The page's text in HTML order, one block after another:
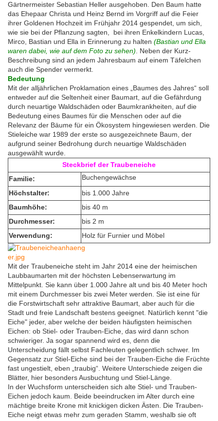
Gärtnermeister Sebastian Heller ausgehoben. Den Baum hatte
das Ehepaar Christa und Heinz Bernd im Vorgriff auf die Feier
ihrer Goldenen Hochzeit im Frühjahr 2014 gespendet, um sich,
wie sie bei der Pflanzung sagten, bei ihren Enkelkindern Lucas,
Mirco, Bastian und Ella in Erinnerung zu halten (Bastian und Ella
waren dabei, wie auf dem Foto zu sehen) . Neben der Kurz-
Beschreibung sind an jedem Jahresbaum auf einem Täfelchen
auch die Spender vermerkt.
Bedeutung
Mit der alljährlichen Proklamation eines „Baumes des Jahres“ soll
entweder auf die Seltenheit einer Baumart, auf die Gefährdung
durch neuartige Waldschäden oder Baumkrankheiten, auf die
Bedeutung eines Baumes für die Menschen oder auf die
Relevanz der Bäume für ein Ökosystem hingewiesen werden. Die
Stieleiche war 1989 der erste so ausgezeichnete Baum, der
aufgrund seiner Bedrohung durch neuartige Waldschäden
ausgewählt wurde.
Steckbrief der Traubeneiche
Familie:
Buchengewächse
Höchstalter:
bis 1.000 Jahre
Baumhöhe:
bis 40 m
Durchmesser:
bis 2 m
Verwendung:
Holz für Furnier und Möbel
Mit der Traubeneiche steht im Jahr 2014 eine der heimischen
Laubbaumarten mit der höchsten Lebenserwartung im
Mittelpunkt. Sie kann über 1.000 Jahre alt und bis 40 Meter hoch
mit einem Durchmesser bis zwei Meter werden. Sie ist eine für
die Forstwirtschaft sehr attraktive Baumart, aber auch für die
Stadt und freie Landschaft bestens geeignet. Natürlich kennt "die
Eiche" jeder, aber welche der beiden häufigsten heimischen
Eichen: ob Stiel- oder Trauben-Eiche, das wird dann schon
schwieriger. Ja sogar spannend wird es, denn die
Unterscheidung fällt selbst Fachleuten gelegentlich schwer. Im
Gegensatz zur Stiel-Eiche sind bei der Trauben-Eiche die Früchte
fast ungestielt, eben „traubig“. Weitere Unterschiede zeigen die
Blätter, hier besonders Ausbuchtung und Stiel-Länge.
In der Wuchsform unterscheiden sich alte Stiel- und Trauben-
Eichen jedoch kaum. Beide beeindrucken im Alter durch eine
mächtige breite Krone mit knickigen dicken Ästen. Die Trauben-
Eiche neigt etwas mehr zum geraden Stamm, weshalb sie oft